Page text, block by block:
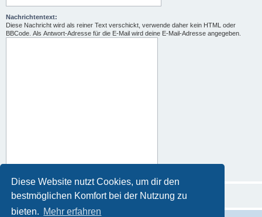
Diese Website nutzt Cookies, um dir den
bestmöglichen Komfort bei der Nutzung zu
bieten. Mehr erfahren
Nachrichtentext:
Diese Nachricht wird als reiner Text verschickt, verwende daher kein HTML oder
BBCode. Als Antwort-Adresse für die E-Mail wird deine E-Mail-Adresse angegeben.